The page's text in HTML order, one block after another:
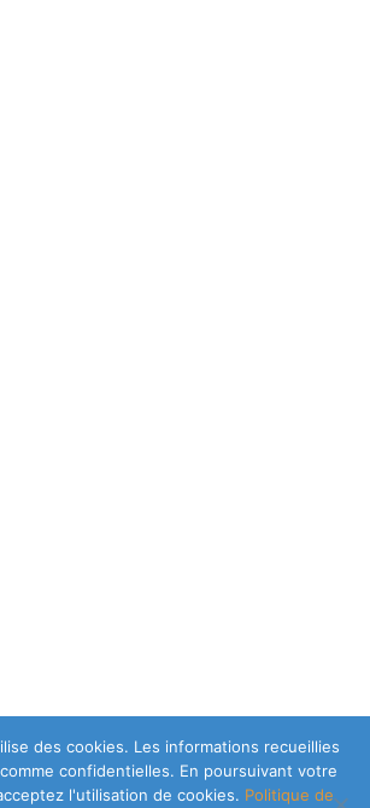
des cookies. Les informations recueillies
confidentielles. En poursuivant votre
l'utilisation de cookies. Politique de